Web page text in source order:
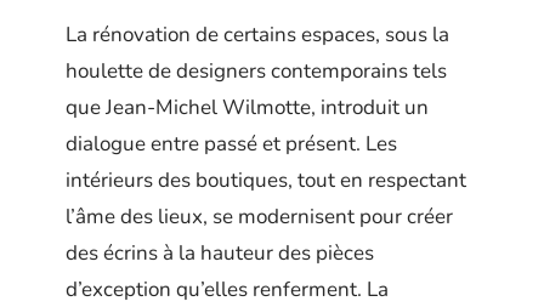
La rénovation de certains espaces, sous la
houlette de designers contemporains tels
que Jean-Michel Wilmotte, introduit un
dialogue entre passé et présent. Les
intérieurs des boutiques, tout en respectant
l’âme des lieux, se modernisent pour créer
des écrins à la hauteur des pièces
d’exception qu’elles renferment. La